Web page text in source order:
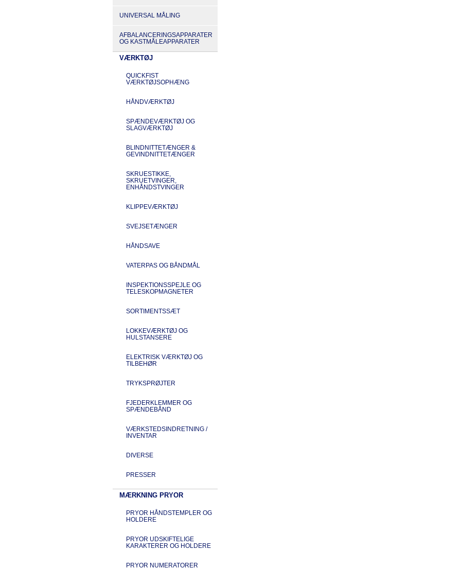
UNIVERSAL MÅLING
AFBALANCERINGSAPPARATER
OG KASTMÅLEAPPARATER
VÆRKTØJ
QUICKFIST
VÆRKTØJSOPHÆNG
HÅNDVÆRKTØJ
SPÆNDEVÆRKTØJ OG
SLAGVÆRKTØJ
BLINDNITTETÆNGER &
GEVINDNITTETÆNGER
SKRUESTIKKE,
SKRUETVINGER,
ENHÅNDSTVINGER
KLIPPEVÆRKTØJ
SVEJSETÆNGER
HÅNDSAVE
VATERPAS OG BÅNDMÅL
INSPEKTIONSSPEJLE OG
TELESKOPMAGNETER
SORTIMENTSSÆT
LOKKEVÆRKTØJ OG
HULSTANSERE
ELEKTRISK VÆRKTØJ OG
TILBEHØR
TRYKSPRØJTER
FJEDERKLEMMER OG
SPÆNDEBÅND
VÆRKSTEDSINDRETNING /
INVENTAR
DIVERSE
PRESSER
MÆRKNING PRYOR
PRYOR HÅNDSTEMPLER OG
HOLDERE
PRYOR UDSKIFTELIGE
KARAKTERER OG HOLDERE
PRYOR NUMERATORER